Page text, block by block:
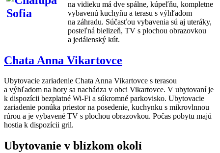
na vidieku má dve spálne, kúpeľňu, kompletne
vybavenú kuchyňu a terasu s výhľadom
na záhradu. Súčasťou vybavenia sú aj uteráky,
posteľná bielizeň, TV s plochou obrazovkou
a jedálenský kút.
Chata Anna Vikartovce
Ubytovacie zariadenie Chata Anna Vikartovce s terasou
a výhľadom na hory sa nachádza v obci Vikartovce. V ubytovaní je
k dispozícii bezplatné Wi-Fi a súkromné parkovisko. Ubytovacie
zariadenie ponúka priestor na posedenie, kuchynku s mikrovlnnou
rúrou a je vybavené TV s plochou obrazovkou. Počas pobytu majú
hostia k dispozícii gril.
Ubytovanie v blízkom okolí